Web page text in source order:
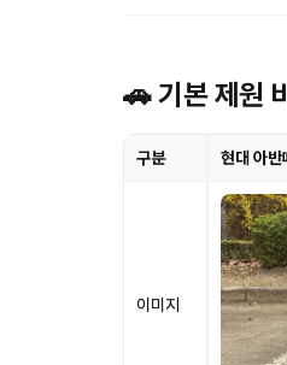
🚗 기본 제원
구분 현대 아
이미지